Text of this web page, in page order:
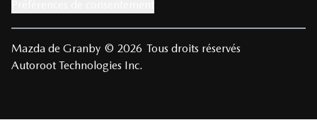
Mazda de Granby © 2026 Tous droits réservés
Autoroot Technologies Inc.